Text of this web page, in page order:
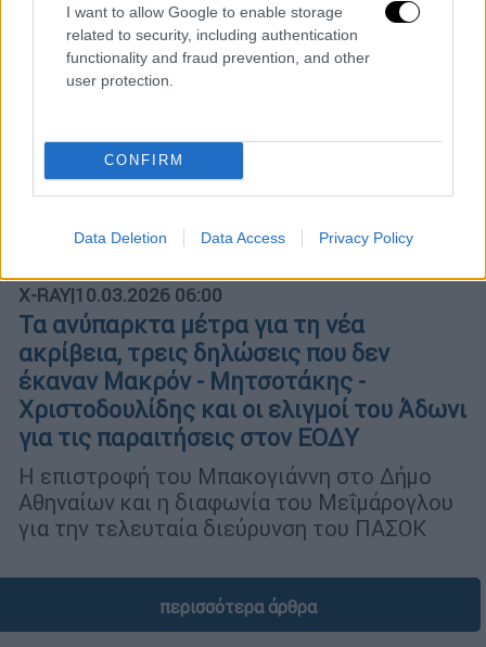
I want to allow Google to enable storage
related to security, including authentication
functionality and fraud prevention, and other
user protection.
CONFIRM
Data Deletion Data Access Privacy Policy
X-RAY|10.03.2026 06:00
Τα ανύπαρκτα μέτρα για τη νέα
ακρίβεια, τρεις δηλώσεις που δεν
έκαναν Μακρόν - Μητσοτάκης -
Χριστοδουλίδης και οι ελιγμοί του Άδωνι
για τις παραιτήσεις στον ΕΟΔΥ
Η επιστροφή του Μπακογιάννη στο Δήμο
Αθηναίων και η διαφωνία του Μεΐμάρογλου
για την τελευταία διεύρυνση του ΠΑΣΟΚ
περισσότερα άρθρα